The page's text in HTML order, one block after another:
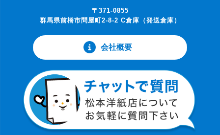
〒371-0855
群馬県前橋市問屋町2-8-2 C倉庫（発送倉庫）
会社概要